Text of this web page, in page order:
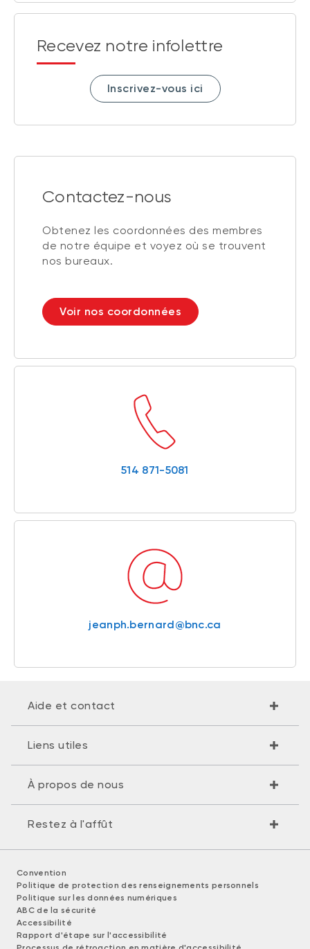
Recevez notre infolettre
Inscrivez-vous ici
Contactez-nous
Obtenez les coordonnées des membres
de notre équipe et voyez où se trouvent
nos bureaux.
Voir nos coordonnées
514 871-5081
jeanph.bernard@bnc.ca
Aide et contact
Liens utiles
À propos de nous
Restez à l'affût
Convention
Politique de protection des renseignements personnels
Politique sur les données numériques
ABC de la sécurité
Accessibilité
Rapport d'étape sur l'accessibilité